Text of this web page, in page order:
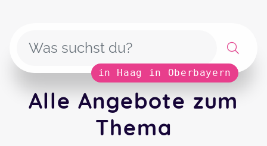
in Haag in Oberbayern
Alle Angebote zum
Thema